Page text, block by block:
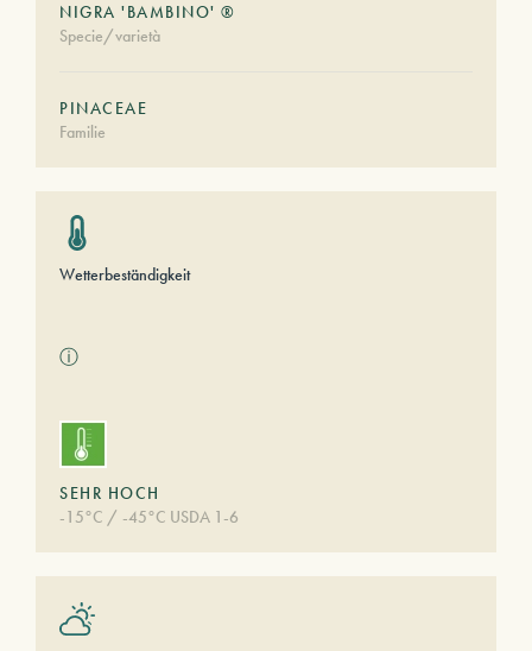
NIGRA 'BAMBINO' ®
Specie/varietà
PINACEAE
Familie
Wetterbeständigkeit
ⓘ
SEHR HOCH
-15°C / -45°C USDA 1-6